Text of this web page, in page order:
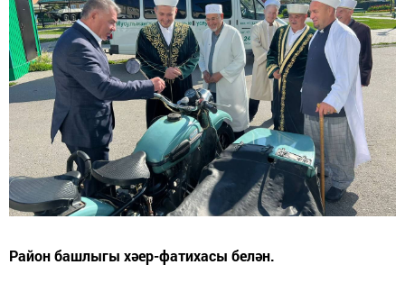
Район башлыгы хәер-фатихасы белән.